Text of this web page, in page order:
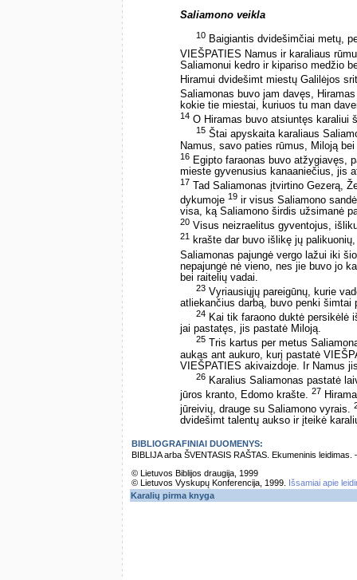
Saliamono veikla
10 Baigiantis dvidešimčiai metų,
VIEŠPATIES Namus ir karaliaus
Saliamonui kedro ir kipariso medžio
Hiramui dvidešimt miestų Galilėjos
Saliamonas buvo jam davęs,
kokie tie miestai, kuriuos tu man
14 O Hiramas buvo atsiuntęs karaliui
15 Štai apyskaita karaliaus
Namus, savo paties rūmus, Miloją
16 Egipto faraonas buvo atžygiavęs,
mieste gyvenusius kanaaniečius, jis
17 Tad Saliamonas įtvirtino Gezerą,
dykumoje 19 ir visus Saliamono
visa, ką Saliamono širdis užsimanė
20 Visus neizraelitus gyventojus,
21 krašte dar buvo išlikę jų
Saliamonas pajungė vergo lažui iki
nepajungė nė vieno, nes jie buvo jo
bei raitelių vadai.
23 Vyriausiųjų pareigūnų, kurie
atliekančius darbą, buvo penki šimtai
24 Kai tik faraono duktė persikėlė
jai pastatęs, jis pastatė Miloją.
25 Tris kartus per metus
aukas ant aukuro, kurį pastatė
VIEŠPATIES akivaizdoje. Ir Namus
26 Karalius Saliamonas pastatė
jūros kranto, Edomo krašte. 27
jūreivių, drauge su Saliamono vyrais.
dvidešimt talentų aukso ir įteikė
BIBLIOGRAFINIAI DUOMENYS:
BIBLIJA arba ŠVENTASIS RAŠTAS. Ekumeninis
© Lietuvos Biblijos draugija, 1999
© Lietuvos Vyskupų Konferencija, 1999.
Išsamiai apie
Karalių pirma knyga